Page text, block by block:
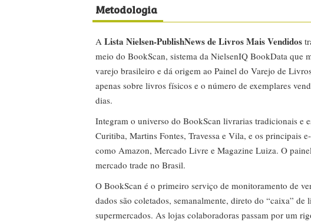
Metodologia
A Lista Nielsen-PublishNews de Livros Mais Vendidos
meio do BookScan, sistema da NielsenIQ BookData que
varejo brasileiro e dá origem ao Painel do Varejo de
apenas sobre livros físicos e o número de exemplares
dias.
Integram o universo do BookScan livrarias tradicionais e
Curitiba, Martins Fontes, Travessa e Vila, e os principais
como Amazon, Mercado Livre e Magazine Luiza. O
mercado trade no Brasil.
O BookScan é o primeiro serviço de monitoramento de
dados são coletados, semanalmente, direto do “caixa” de
supermercados. As lojas colaboradoras passam por um